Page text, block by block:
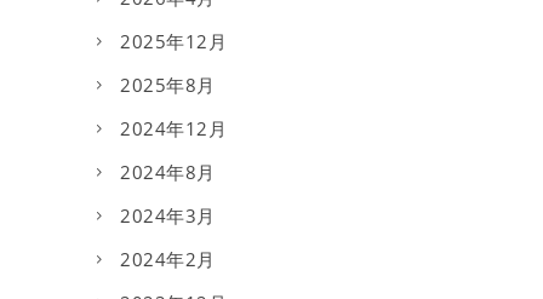
2025年12月
2025年8月
2024年12月
2024年8月
2024年3月
2024年2月